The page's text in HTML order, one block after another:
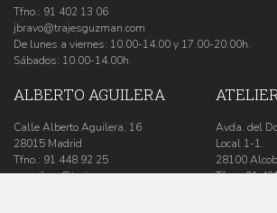
Tfno.: 91 402 13 06
jbravo@trajesguzman.com
De lunes a viernes: 10.00-14.00 y 17.00-20.00h.
Sábados: 10.00-14.00h.
ALBERTO AGUILERA
Calle Alberto Aguilera, 16
28015 Madrid
Tfno.: 91 448 92 25
aaguilera@trajesguzman.com
ATELIER
Avda. del
Local 1-1.
28100
Tfno.:91